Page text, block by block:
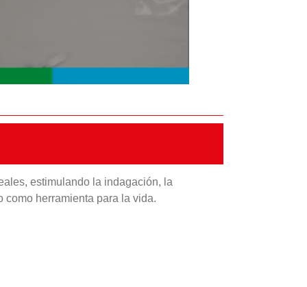
estimulando la indagación, la
herramienta para la vida.